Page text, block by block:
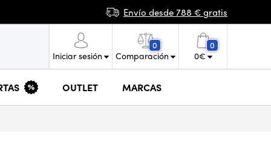
Envío desde 788 € gratis
Iniciar sesión
0
Comparación
0
0€
OUTLET MARCAS